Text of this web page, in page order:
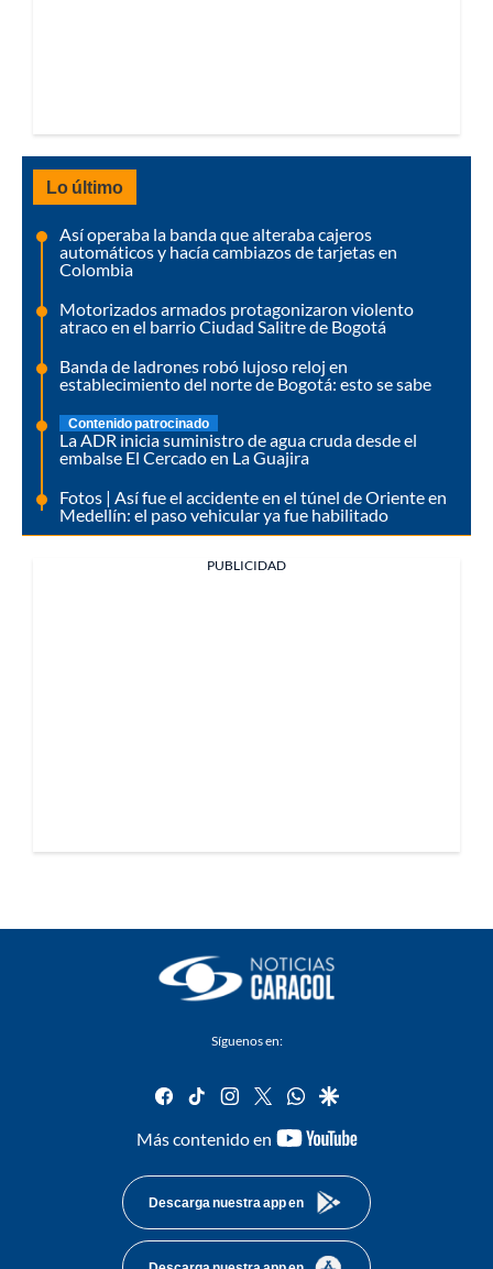
Lo último
Así operaba la banda que alteraba cajeros
automáticos y hacía cambiazos de tarjetas en
Colombia
Motorizados armados protagonizaron violento
atraco en el barrio Ciudad Salitre de Bogotá
Banda de ladrones robó lujoso reloj en
establecimiento del norte de Bogotá: esto se sabe
Contenido patrocinado
La ADR inicia suministro de agua cruda desde el
embalse El Cercado en La Guajira
Fotos | Así fue el accidente en el túnel de Oriente en
Medellín: el paso vehicular ya fue habilitado
PUBLICIDAD
Síguenos en:
facebook
tiktok instagram
twitterwhatsapp
google
Más contenido en
youtube-
Descarga nuestra app en